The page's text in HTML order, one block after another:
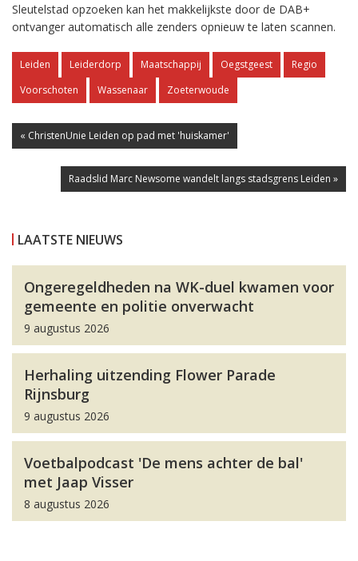
Sleutelstad opzoeken kan het makkelijkste door de DAB+
ontvanger automatisch alle zenders opnieuw te laten scannen.
Leiden Leiderdorp Maatschappij Oegstgeest
Regio
Voorschoten
Wassenaar Zoeterwoude
« ChristenUnie Leiden op pad met 'huiskamer'
Raadslid Marc Newsome wandelt langs stadsgrens Leiden »
LAATSTE NIEUWS
Ongeregeldheden na WK-duel kwamen voor
gemeente en politie onverwacht
9 augustus 2026
Herhaling uitzending Flower Parade
Rijnsburg
9 augustus 2026
Voetbalpodcast 'De mens achter de bal'
met Jaap Visser
8 augustus 2026